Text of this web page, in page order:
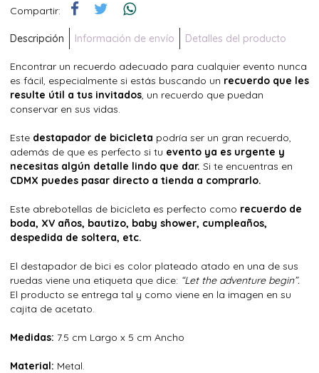
Compartir:
Descripción Información de envío Detalles del producto
Encontrar un recuerdo adecuado para cualquier evento nunca
es fácil, especialmente si estás buscando un recuerdo que les
resulte útil a tus invitados, un recuerdo que puedan
conservar en sus vidas.
Este destapador de bicicleta podría ser un gran recuerdo,
además de que es perfecto si tu evento ya es urgente y
necesitas algún detalle lindo que dar. Si te encuentras en
CDMX puedes pasar directo a tienda a comprarlo.
Este abrebotellas de bicicleta es perfecto como recuerdo de
boda, XV años, bautizo, baby shower, cumpleaños,
despedida de soltera, etc.
El destapador de bici es color plateado atado en una de sus
ruedas viene una etiqueta que dice: “Let the adventure begin”.
El producto se entrega tal y como viene en la imagen en su
cajita de acetato.
Medidas: 7.5 cm Largo x 5 cm Ancho
Material: Metal.